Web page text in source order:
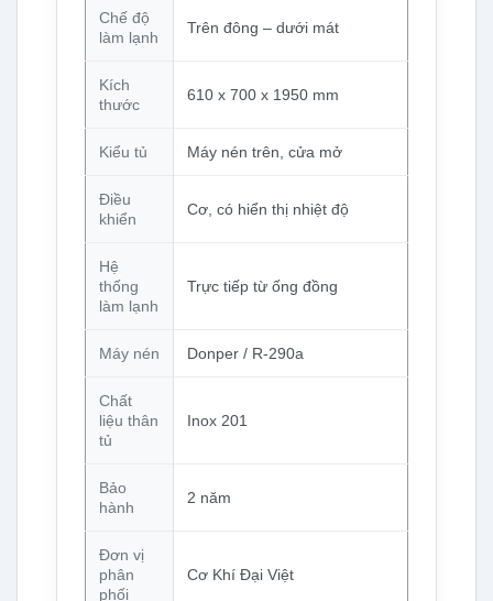
Chế độ
làm lạnh
Trên đông – dưới mát
Kích
thước
610 x 700 x 1950 mm
Kiểu tủ Máy nén trên, cửa mở
Điều
khiển
Cơ, có hiển thị nhiệt độ
Hệ
thống
làm lạnh
Trực tiếp từ ống đồng
Máy nén Donper / R-290a
Chất
liệu thân
tủ
Inox 201
Bảo
hành
2 năm
Đơn vị
phân
phối
Cơ Khí Đại Việt